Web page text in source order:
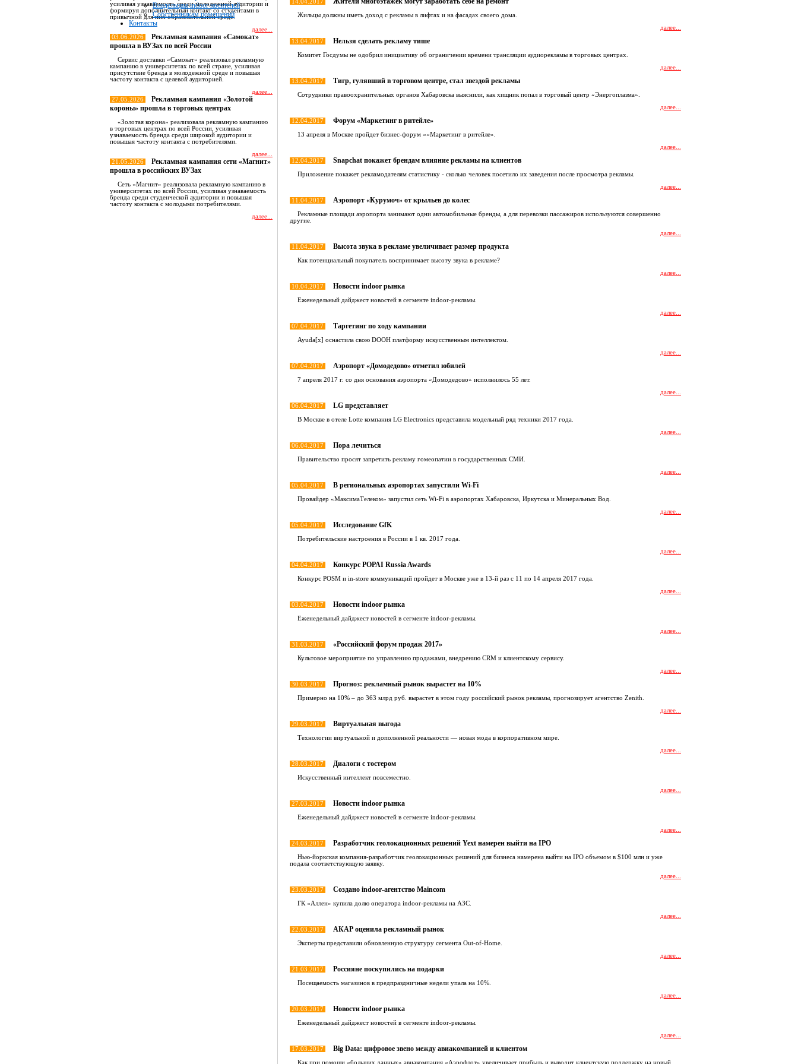
Владельцам indoor носителей
Собственникам помещений
Контакты
усиливая узнаваемость среди молодежной аудитории и
формируя дополнительный контакт со студентами в
привычной для них образовательной среде.
далее...
03.06.2026
Рекламная кампания «Самокат»
прошла в ВУЗах по всей России
Сервис доставки «Самокат» реализовал рекламную
кампанию в университетах по всей стране, усиливая
присутствие бренда в молодежной среде и повышая
частоту контакта с целевой аудиторией.
далее...
27.05.2026
Рекламная кампания «Золотой
короны» прошла в торговых центрах
«Золотая корона» реализовала рекламную кампанию
в торговых центрах по всей России, усиливая
узнаваемость бренда среди широкой аудитории и
повышая частоту контакта с потребителями.
далее...
21.05.2026
Рекламная кампания сети «Магнит»
прошла в российских ВУЗах
Сеть «Магнит» реализовала рекламную кампанию в
университетах по всей России, усиливая узнаваемость
бренда среди студенческой аудитории и повышая
частоту контакта с молодыми потребителями.
далее...
14.04.2017
Жильцы должны иметь доход с рекламы в лифтах и на фасадах своего дома.
далее...
13.04.2017 Нельзя сделать рекламу тише
Комитет Госдумы не одобрил инициативу об ограничении времени трансляции аудиорекламы в торговых центрах.
далее...
13.04.2017 Тигр, гулявший в торговом центре, стал звездой рекламы
Сотрудники правоохранительных органов Хабаровска выяснили, как хищник попал в торговый центр «Энергоплазма».
далее...
12.04.2017 Форум «Маркетинг в ритейле»
13 апреля в Москве пройдет бизнес-форум ««Маркетинг в ритейле».
далее...
12.04.2017 Snapchat покажет брендам влияние рекламы на клиентов
Приложение покажет рекламодателям статистику - сколько человек посетило их заведения после просмотра рекламы.
далее...
11.04.2017 Аэропорт «Курумоч» от крыльев до колес
Рекламные площади аэропорта занимают одни автомобильные бренды, а для перевозки пассажиров используются совершенно
другие.
далее...
11.04.2017 Высота звука в рекламе увеличивает размер продукта
Как потенциальный покупатель воспринимает высоту звука в рекламе?
далее...
10.04.2017 Новости indoor рынка
Еженедельный дайджест новостей в сегменте indoor-рекламы.
далее...
07.04.2017 Таргетинг по ходу кампании
Ayuda[x] оснастила свою DOOH платформу искусственным интеллектом.
далее...
07.04.2017 Аэропорт «Домодедово» отметил юбилей
7 апреля 2017 г. со дня основания аэропорта «Домодедово» исполнилось 55 лет.
далее...
06.04.2017 LG представляет
В Москве в отеле Lotte компания LG Electronics представила модельный ряд техники 2017 года.
далее...
06.04.2017 Пора лечиться
Правительство просят запретить рекламу гомеопатии в государственных СМИ.
далее...
05.04.2017 В региональных аэропортах запустили Wi-Fi
Провайдер «МаксимаТелеком» запустил сеть Wi-Fi в аэропортах Хабаровска, Иркутска и Минеральных Вод.
далее...
05.04.2017 Исследование GfK
Потребительские настроения в России в 1 кв. 2017 года.
далее...
04.04.2017 Конкурс POPAI Russia Awards
Конкурс POSM и in-store коммуникаций пройдет в Москве уже в 13-й раз с 11 по 14 апреля 2017 года.
далее...
03.04.2017 Новости indoor рынка
Еженедельный дайджест новостей в сегменте indoor-рекламы.
далее...
31.03.2017 «Российский форум продаж 2017»
Культовое мероприятие по управлению продажами, внедрению CRM и клиентскому сервису.
далее...
30.03.2017 Прогноз: рекламный рынок вырастет на 10%
Примерно на 10% – до 363 млрд руб. вырастет в этом году российский рынок рекламы, прогнозирует агентство Zenith.
далее...
29.03.2017 Виртуальная выгода
Технологии виртуальной и дополненной реальности — новая мода в корпоративном мире.
далее...
28.03.2017 Диалоги с тостером
Искусственный интеллект повсеместно.
далее...
27.03.2017 Новости indoor рынка
Еженедельный дайджест новостей в сегменте indoor-рекламы.
далее...
24.03.2017 Разработчик геолокационных решений Yext намерен выйти на IPO
Нью-йоркская компания-разработчик геолокационных решений для бизнеса намерена выйти на IPO объемом в $100 млн и уже
подала соответствующую заявку.
далее...
23.03.2017 Создано indoor-агентство Maincom
ГК «Аллен» купила долю оператора indoor-рекламы на АЗС.
далее...
22.03.2017 АКАР оценила рекламный рынок
Эксперты представили обновленную структуру сегмента Out-of-Home.
далее...
21.03.2017 Россияне поскупились на подарки
Посещаемость магазинов в предпраздничные недели упала на 10%.
далее...
20.03.2017 Новости indoor рынка
Еженедельный дайджест новостей в сегменте indoor-рекламы.
далее...
17.03.2017 Big Data: цифровое звено между авиакомпанией и клиентом
Как при помощи «больших данных» авиакомпания «Аэрофлот» увеличивает прибыль и выводит клиентскую поддержку на новый